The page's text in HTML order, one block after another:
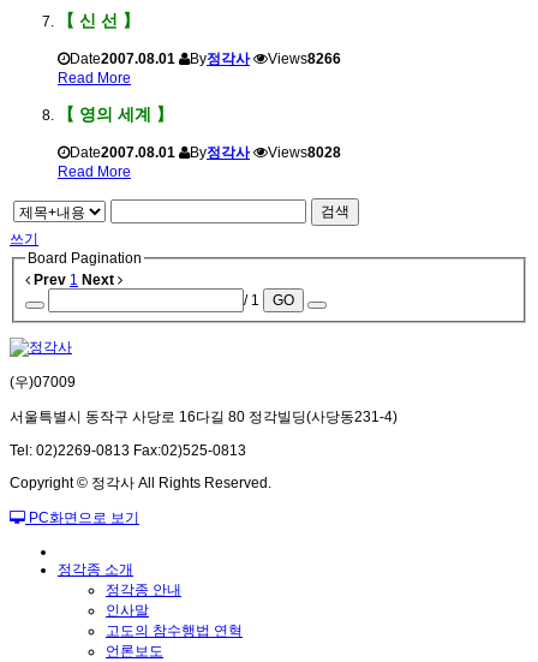
【 신 선 】
Date2007.08.01 By정각사 Views8266
Read More
【 영의 세계 】
Date2007.08.01 By정각사 Views8028
Read More
검색
쓰기
Board Pagination
Prev 1 Next
/ 1
GO
(우)07009
서울특별시 동작구 사당로 16다길 80 정각빌딩(사당동231-4)
Tel: 02)2269-0813 Fax:02)525-0813
Copyright © 정각사 All Rights Reserved.
PC화면으로 보기
정각종 소개
정각종 안내
인사말
고도의 참수행법 연혁
언론보도